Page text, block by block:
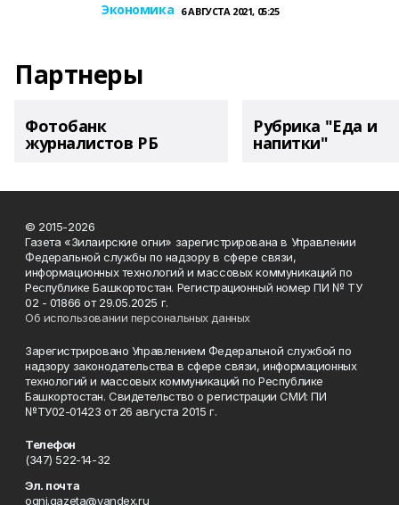
Экономика 6 АВГУСТА 2021, 05:25
Партнеры
Фотобанк
журналистов РБ
Рубрика "Еда и
напитки"
© 2015-2026
Газета «Зилаирские огни» зарегистрирована в Управлении
Федеральной службы по надзору в сфере связи,
информационных технологий и массовых коммуникаций по
Республике Башкортостан. Регистрационный номер ПИ № ТУ
02 - 01866 от 29.05.2025 г.
Об использовании персональных данных
Зарегистрировано Управлением Федеральной службой по
надзору законодательства в сфере связи, информационных
технологий и массовых коммуникаций по Республике
Башкортостан. Свидетельство о регистрации СМИ: ПИ
№ТУ02-01423 от 26 августа 2015 г.
Телефон
(347) 522-14-32
Эл. почта
ogni.gazeta@yandex.ru